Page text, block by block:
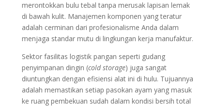
merontokkan bulu tebal tanpa merusak lapisan lemak
di bawah kulit. Manajemen komponen yang teratur
adalah cerminan dari profesionalisme Anda dalam
menjaga standar mutu di lingkungan kerja manufaktur.
Sektor fasilitas logistik pangan seperti gudang
penyimpanan dingin (cold storage) juga sangat
diuntungkan dengan efisiensi alat ini di hulu. Tujuannya
adalah memastikan setiap pasokan ayam yang masuk
ke ruang pembekuan sudah dalam kondisi bersih total